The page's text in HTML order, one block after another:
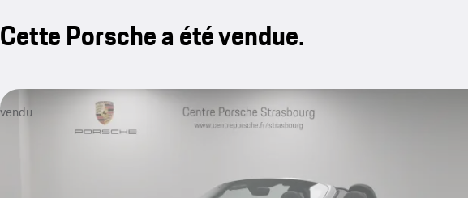
Cette Porsche a été vendue.
vendu